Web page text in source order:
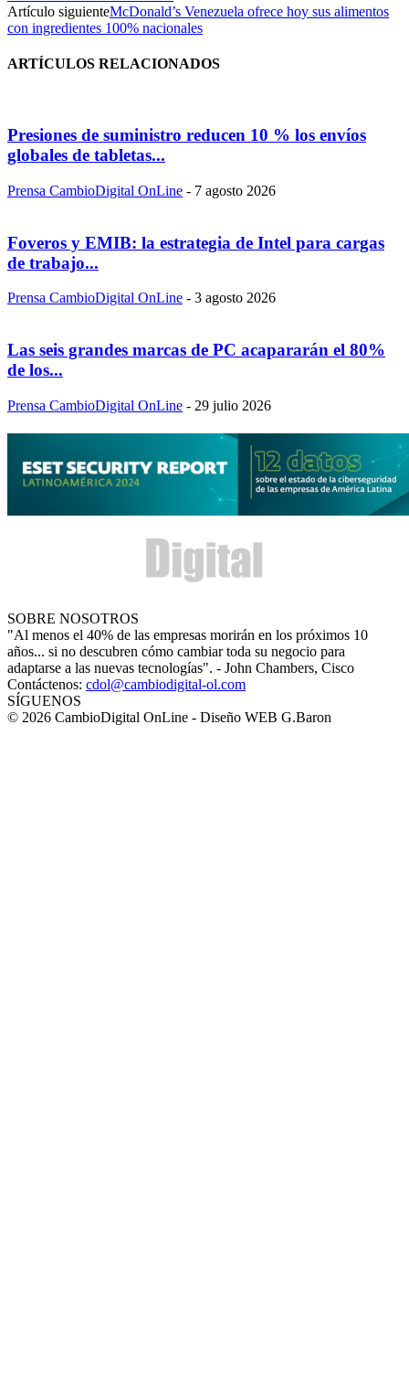
Artículo siguienteMcDonald’s Venezuela ofrece hoy sus alimentos
con ingredientes 100% nacionales
ARTÍCULOS RELACIONADOS
Presiones de suministro reducen 10 % los envíos
globales de tabletas...
Prensa CambioDigital OnLine - 7 agosto 2026
Foveros y EMIB: la estrategia de Intel para cargas
de trabajo...
Prensa CambioDigital OnLine - 3 agosto 2026
Las seis grandes marcas de PC acapararán el 80%
de los...
Prensa CambioDigital OnLine - 29 julio 2026
SOBRE NOSOTROS
"Al menos el 40% de las empresas morirán en los próximos 10
años... si no descubren cómo cambiar toda su negocio para
adaptarse a las nuevas tecnologías". - John Chambers, Cisco
Contáctenos: cdol@cambiodigital-ol.com
SÍGUENOS
© 2026 CambioDigital OnLine - Diseño WEB G.Baron